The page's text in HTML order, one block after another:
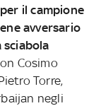
il campione
avversario
sciabola
Cosimo
Torre,
negli